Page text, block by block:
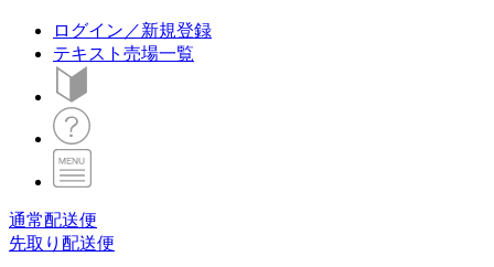
ログイン／新規登録
テキスト売場一覧
通常配送便
先取り配送便